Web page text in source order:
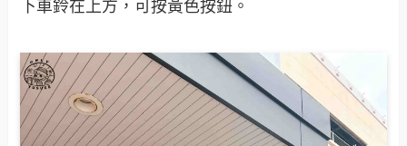
下車鈴在上方，可按黃色按鈕。